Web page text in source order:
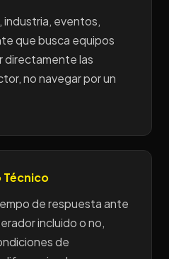
industria, eventos,
que busca equipos
directamente las
no navegar por un
Técnico
de respuesta ante
incluido o no,
de